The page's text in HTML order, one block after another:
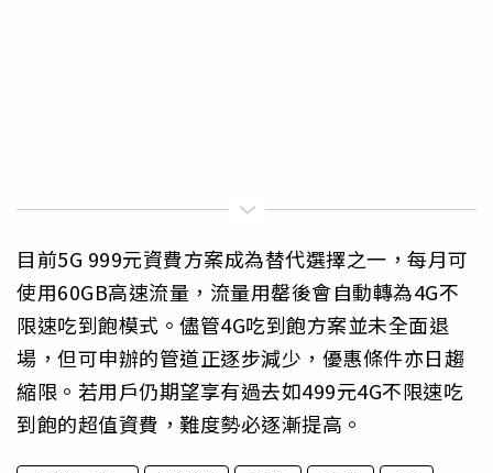
目前5G 999元資費方案成為替代選擇之一，每月可
使用60GB高速流量，流量用罄後會自動轉為4G不
限速吃到飽模式。儘管4G吃到飽方案並未全面退
場，但可申辦的管道正逐步減少，優惠條件亦日趨
縮限。若用戶仍期望享有過去如499元4G不限速吃
到飽的超值資費，難度勢必逐漸提高。